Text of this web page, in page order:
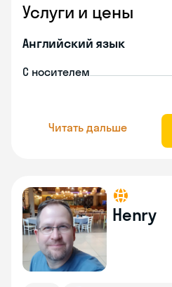
Услуги и цены
Английский язык
С носителем
Читать дальше
Henry